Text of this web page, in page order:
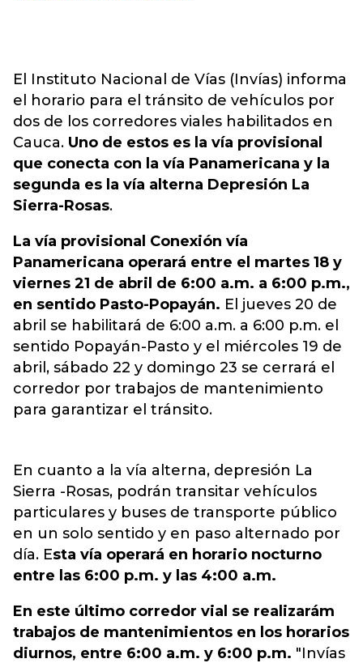
El Instituto Nacional de Vías (Invías) informa
el horario para el tránsito de vehículos por
dos de los corredores viales habilitados en
Cauca. Uno de estos es la vía provisional
que conecta con la vía Panamericana y la
segunda es la vía alterna Depresión La
Sierra-Rosas.
La vía provisional Conexión vía
Panamericana operará entre el martes 18 y
viernes 21 de abril de 6:00 a.m. a 6:00 p.m.,
en sentido Pasto-Popayán. El jueves 20 de
abril se habilitará de 6:00 a.m. a 6:00 p.m. el
sentido Popayán-Pasto y el miércoles 19 de
abril, sábado 22 y domingo 23 se cerrará el
corredor por trabajos de mantenimiento
para garantizar el tránsito.
En cuanto a la vía alterna, depresión La
Sierra -Rosas, podrán transitar vehículos
particulares y buses de transporte público
en un solo sentido y en paso alternado por
día. Esta vía operará en horario nocturno
entre las 6:00 p.m. y las 4:00 a.m.
En este último corredor vial se realizarám
trabajos de mantenimientos en los horarios
diurnos, entre 6:00 a.m. y 6:00 p.m. "Invías